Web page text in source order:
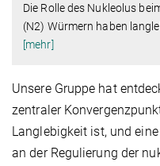
Die Rolle des Nukleolus
(N2) Würmern haben
[mehr]
Unsere Gruppe hat
zentraler
Langlebigkeit ist, und
an der Regulierung der